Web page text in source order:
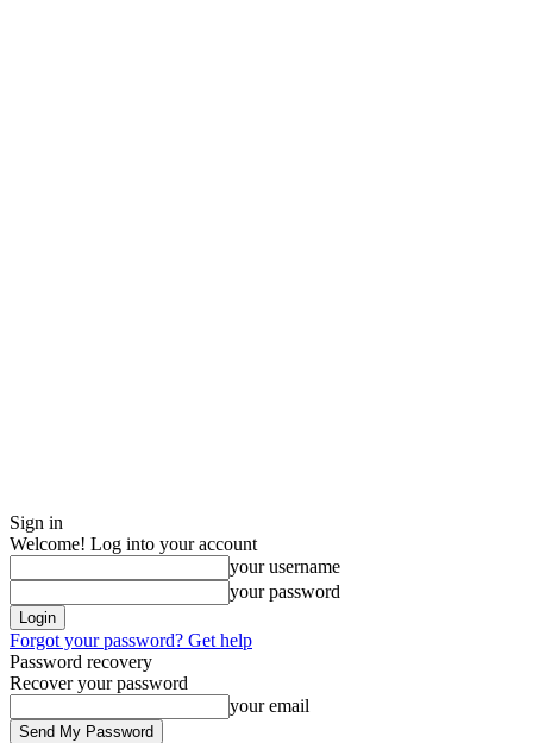
Sign in
Welcome! Log into your account
your username
your password
Forgot your password? Get help
Password recovery
Recover your password
your email